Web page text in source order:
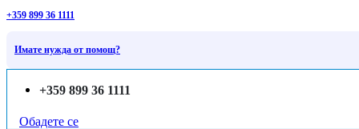
+359 899 36 1111
Имате нужда от помощ?
+359 899 36 1111
Обадете се